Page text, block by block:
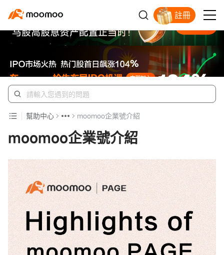
註冊
幫助中心 moomoo企業號介紹
moomoo企業號介紹